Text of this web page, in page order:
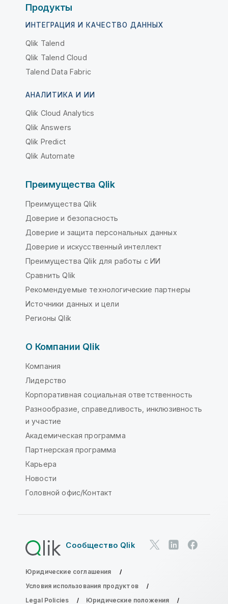
Продукты
ИНТЕГРАЦИЯ И КАЧЕСТВО ДАННЫХ
Qlik Talend
Qlik Talend Cloud
Talend Data Fabric
АНАЛИТИКА И ИИ
Qlik Cloud Analytics
Qlik Answers
Qlik Predict
Qlik Automate
Преимущества Qlik
Преимущества Qlik
Доверие и безопасность
Доверие и защита персональных данных
Доверие и искусственный интеллект
Преимущества Qlik для работы с ИИ
Сравнить Qlik
Рекомендуемые технологические партнеры
Источники данных и цели
Регионы Qlik
О Компании Qlik
Компания
Лидерство
Корпоративная социальная ответственность
Разнообразие, справедливость, инклюзивность
и участие
Академическая программа
Партнерская программа
Карьера
Новости
Головной офис/Контакт
Сообщество Qlik
Юридические соглашения
Условия использования продуктов
Legal Policies
Юридические положения